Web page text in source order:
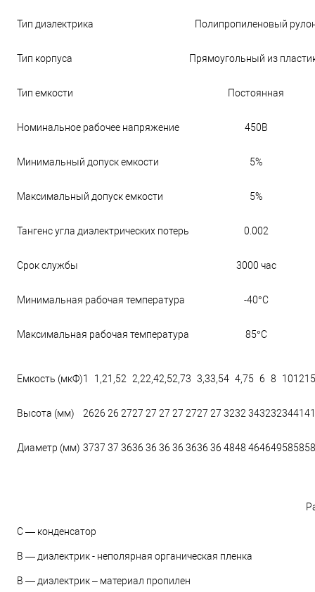
Тип диэлектрика Полипропиленовый
Тип корпуса Прямоугольный из
Тип емкости Постоянная
Номинальное рабочее напряжение 450В
Минимальный допуск емкости 5%
Максимальный допуск емкости 5%
Тангенс угла диэлектрических потерь 0.002
Срок службы 3000 час
Минимальная рабочая температура -40°С
Максимальная рабочая температура 85°С
Емкость (мкФ)1 1,21,52 2,22,42,52,73 3,33,54 4,75 6 8 101215
Высота (мм) 2626 26 2727 27 27 27 2727 27 3232 3432323441 41
Диаметр (мм) 3737 37 3636 36 36 36 3636 36 4848 464649585858
С — конденсатор
В — диэлектрик - неполярная органическая пленка
В — диэлектрик – материал пропилен